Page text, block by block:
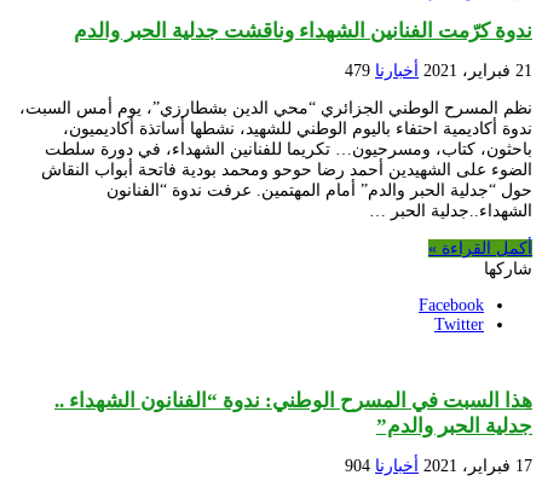
ندوة كرّمت الفنانين الشهداء وناقشت جدلية الحبر والدم
21 فبراير، 2021 أخبارنا 479
نظم المسرح الوطني الجزائري “محي الدين بشطارزي”، يوم أمس السبت،
ندوة أكاديمية احتفاء باليوم الوطني للشهيد، نشطها أساتذة أكاديميون،
باحثون، كتاب، ومسرحيون… تكريما للفنانين الشهداء، في دورة سلطت
الضوء على الشهيدين أحمد رضا حوحو ومحمد بودية فاتحة أبواب النقاش
حول “جدلية الحبر والدم” أمام المهتمين. عرفت ندوة “الفنانون
الشهداء..جدلية الحبر …
أكمل القراءة »
شاركها
Facebook
Twitter
هذا السبت في المسرح الوطني: ندوة “الفنانون الشهداء ..
جدلية الحبر والدم”
17 فبراير، 2021 أخبارنا 904